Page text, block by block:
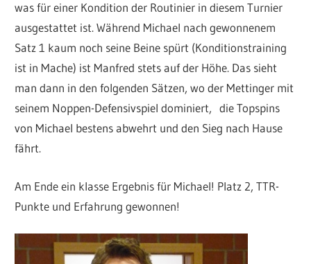
was für einer Kondition der Routinier in diesem Turnier
ausgestattet ist. Während Michael nach gewonnenem
Satz 1 kaum noch seine Beine spürt (Konditionstraining
ist in Mache) ist Manfred stets auf der Höhe. Das sieht
man dann in den folgenden Sätzen, wo der Mettinger mit
seinem Noppen-Defensivspiel dominiert, die Topspins
von Michael bestens abwehrt und den Sieg nach Hause
fährt.
Am Ende ein klasse Ergebnis für Michael! Platz 2, TTR-
Punkte und Erfahrung gewonnen!